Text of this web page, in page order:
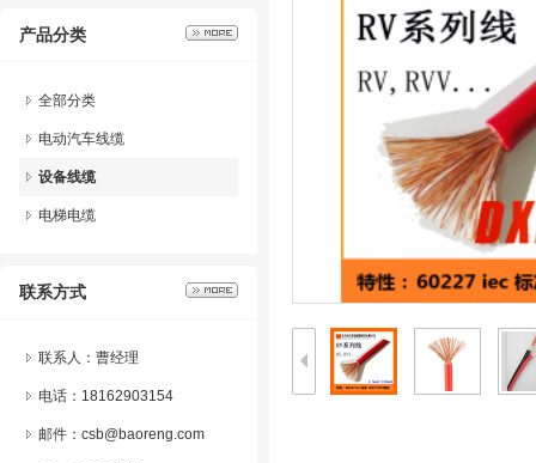
产品分类
全部分类
电动汽车线缆
设备线缆
电梯电缆
联系方式
联系人：曹经理
电话：18162903154
邮件：csb@baoreng.com